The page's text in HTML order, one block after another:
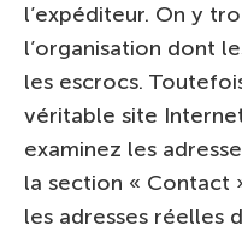
l’expéditeur. On y
l’organisation dont
les escrocs.
véritable site
examinez les
la section « Contact
les adresses réelles